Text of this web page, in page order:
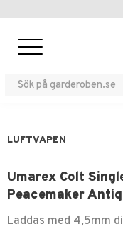
LUFTVAPEN
Umarex Colt
Peacemaker
Laddas med 4,5mm